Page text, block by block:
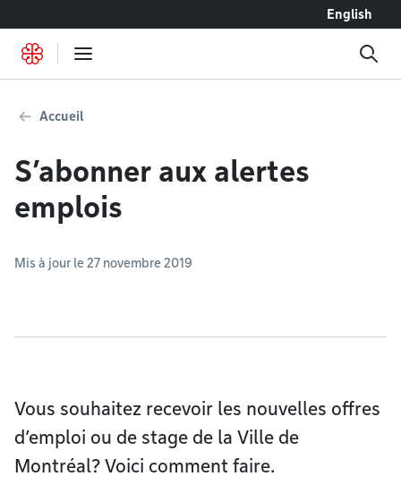
English
Accueil
S’abonner aux alertes
emplois
Mis à jour le 27 novembre 2019
Vous souhaitez recevoir les nouvelles offres
d’emploi ou de stage de la Ville de
Montréal? Voici comment faire.